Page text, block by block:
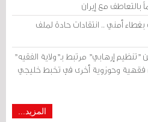
أمني .. انتقادات حادة لملف
"تنظيم إرهابي" مرتبط بـ"ولاية الفقيه"
وحوزوية أخرى في تخبط خليجي
المزيد...